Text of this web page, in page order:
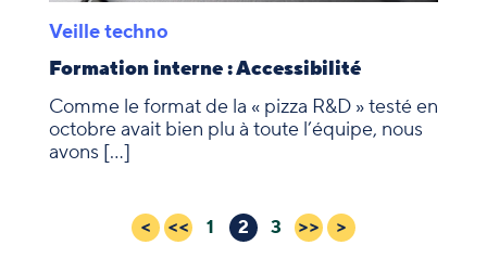
Veille techno
Formation interne : Accessibilité
Comme le format de la « pizza R&D » testé en
octobre avait bien plu à toute l’équipe, nous
avons […]
Posts< << 1 2 3 >> >